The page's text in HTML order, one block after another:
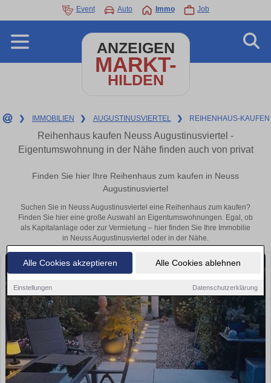
Alle Cookies akzeptieren Alle Cookies ablehnen
Einstellungen Datenschutzerklärung
Event Auto Immo Job
ANZEIGEN
MARKT-
HILDEN
❯ IMMOBILIEN ❯ AUGUSTINUSVIERTEL ❯ REIHENHAUS-KAUFEN
Reihenhaus kaufen Neuss Augustinusviertel -
Eigentumswohnung in der Nähe finden auch von privat
Finden Sie hier Ihre Reihenhaus zum kaufen in Neuss
Augustinusviertel
Suchen Sie in Neuss Augustinusviertel eine Reihenhaus zum kaufen?
Finden Sie hier eine große Auswahl an Eigentumswohnungen. Egal, ob
als Kapitalanlage oder zur Vermietung – hier finden Sie Ihre Immobilie
in Neuss Augustinusviertel oder in der Nähe.